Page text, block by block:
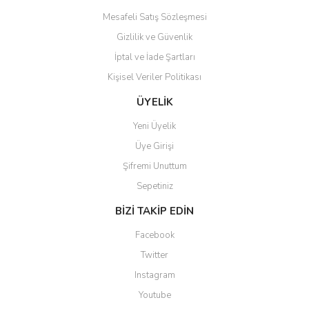
Gönder
Mesafeli Satış Sözleşmesi
Gizlilik ve Güvenlik
İptal ve İade Şartları
Kişisel Veriler Politikası
ÜYELİK
Yeni Üyelik
Üye Girişi
Şifremi Unuttum
Sepetiniz
BİZİ TAKİP EDİN
Facebook
Twitter
Instagram
Youtube